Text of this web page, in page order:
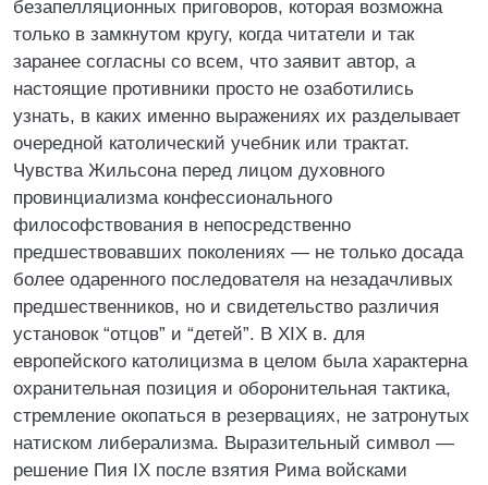
безапелляционных приговоров, которая возможна
только в замкнутом кругу, когда читатели и так
заранее согласны со всем, что заявит автор, а
настоящие противники просто не озаботились
узнать, в каких именно выражениях их разделывает
очередной католический учебник или трактат.
Чувства Жильсона перед лицом духовного
провинциализма конфессионального
философствования в непосредственно
предшествовавших поколениях — не только досада
более одаренного последователя на незадачливых
предшественников, но и свидетельство различия
установок “отцов” и “детей”. В XIX в. для
европейского католицизма в целом была характерна
охранительная позиция и оборонительная тактика,
стремление окопаться в резервациях, не затронутых
натиском либерализма. Выразительный символ —
решение Пия IX после взятия Рима войсками